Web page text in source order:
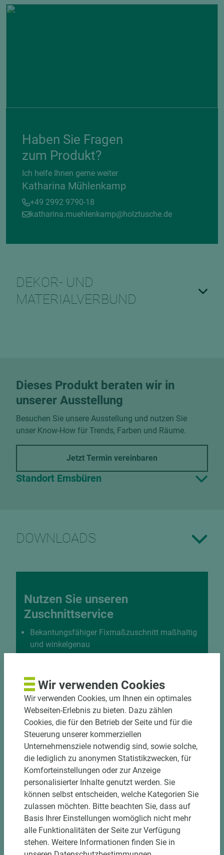
Haben Sie Fragen
zum Produkt?
Ich helfe Ihnen gerne weiter
Katharina Mühlenkamp
+49 2992 9790-18
katharina.muehlenkamp@holztusche.de
DEKOR- UND
MATERIALVERBUND
Dieses Produkt beraten wir in
unserer Ausstellung
Besuchen Sie unsere Ausstellung und nutzen Sie
unser Know-How für Trends, Farben und Räume.
Jetzt Termin vereinbaren
Standort Emsbüren
DOWNLOADS
Nutzen Sie unseren
Zuschnittservice
Bekantungsfähiger Fixmaßzuschnitt maßhaltig
und winkelgenau
Hohe und präzise Leistung durch
Einzelteiletikettierung auf Wunsch möglich
Materialschonende und kundengerechte
Verpackung der Fixmaße
Jetzt Zuschnitt anfragen
Wir verwenden Cookies
Wir verwenden Cookies, um Ihnen ein optimales
Webseiten-Erlebnis zu bieten. Dazu zählen
Cookies, die für den Betrieb der Seite und für die
Steuerung unserer kommerziellen
Unternehmensziele notwendig sind, sowie solche,
die lediglich zu anonymen Statistikzwecken, für
Komforteinstellungen oder zur Anzeige
personalisierter Inhalte genutzt werden. Sie
können selbst entscheiden, welche Kategorien Sie
zulassen möchten. Bitte beachten Sie, dass auf
Basis Ihrer Einstellungen womöglich nicht mehr
alle Funktionalitäten der Seite zur Verfügung
stehen. Weitere Informationen finden Sie in